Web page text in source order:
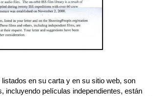
en su carta y en su sitio web, son
incluyendo películas independientes, están